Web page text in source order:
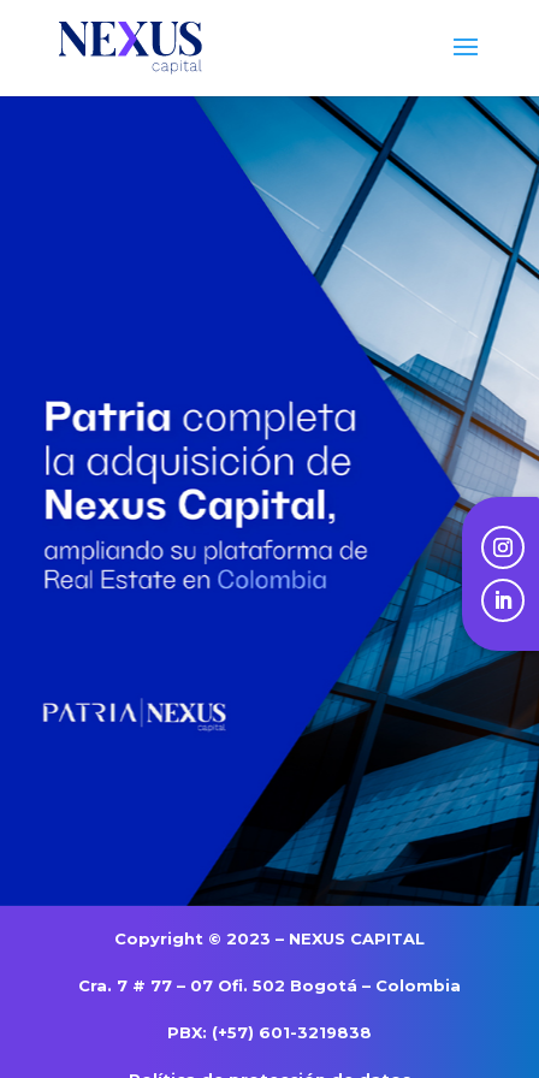
Copyright © 2023 – NEXUS CAPITAL
Cra. 7 # 77 – 07 Ofi. 502 Bogotá – Colombia
PBX: (+57) 601-3219838